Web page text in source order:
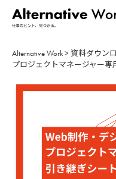
Alternative Work> 資料ダウン
プロジェクトマネージャー専